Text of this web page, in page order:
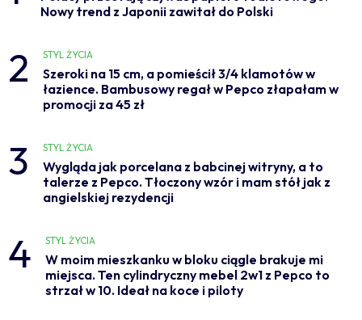
Nowy trend z Japonii zawitał do Polski
2 STYL ŻYCIA
Szeroki na 15 cm, a pomieścił 3/4 klamotów w
łazience. Bambusowy regał w Pepco złapałam w
promocji za 45 zł
3 STYL ŻYCIA
Wygląda jak porcelana z babcinej witryny, a to
talerze z Pepco. Tłoczony wzór i mam stół jak z
angielskiej rezydencji
4 STYL ŻYCIA
W moim mieszkanku w bloku ciągle brakuje mi
miejsca. Ten cylindryczny mebel 2w1 z Pepco to
strzał w 10. Ideał na koce i piloty